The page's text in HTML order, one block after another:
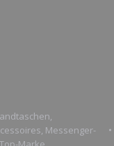
,
, Messenger-